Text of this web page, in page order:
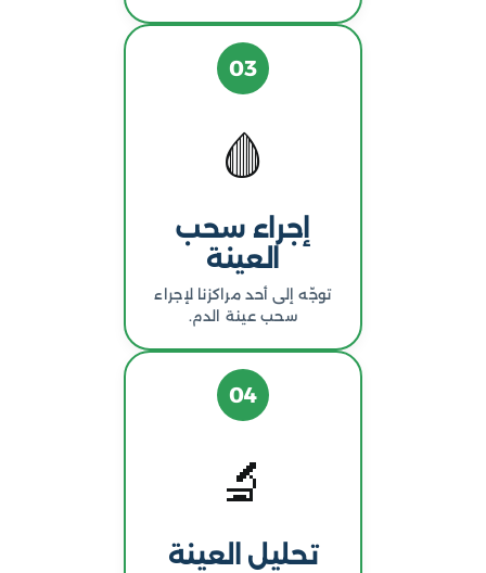
03
🩸
إجراء سحب
العينة
توجّه إلى أحد مراكزنا لإجراء
سحب عينة الدم.
04
🔬
تحليل العينة